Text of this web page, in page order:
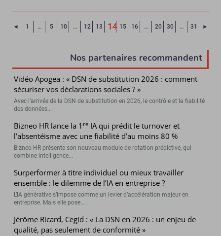
◄ Page précédente
1 … 5 10 … 12 13
14 15 16 … 20 30 … 31 ►
Nos partenaires recommandent
Vidéo Apogea : « DSN de substitution 2026 : comment
sécuriser vos déclarations sociales ? »
Avec l’arrivée de la DSN de substitution en 2026, le contrôle et la fiabilité
des données...
Bizneo HR lance la 1 re IA qui prédit le turnover et
l’absentéisme avec une fiabilité d’au moins 80 %
Bizneo HR présente son nouveau module de rotation prédictive, qui
combine intelligence...
Surperformer à titre individuel ou mieux travailler
ensemble : le dilemme de l’IA en entreprise ?
L’IA générative s’impose comme un levier d’accélération majeur en
entreprise. Mais elle pose...
Jérôme Ricard, Cegid : « La DSN en 2026 : un enjeu de
qualité, pas seulement de conformité »